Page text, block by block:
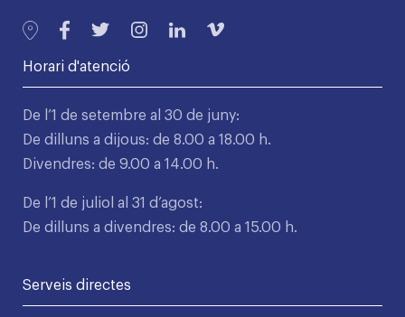
Horari d'atenció
De l’1 de setembre al 30 de juny:
De dilluns a dijous: de 8.00 a 18.00 h.
Divendres: de 9.00 a 14.00 h.
De l’1 de juliol al 31 d’agost:
De dilluns a divendres: de 8.00 a 15.00 h.
Serveis directes